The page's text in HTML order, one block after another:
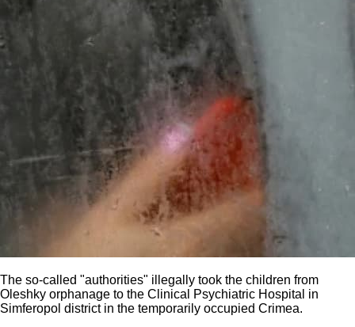
The so-called "authorities" illegally took the children from
Oleshky orphanage to the Clinical Psychiatric Hospital in
Simferopol district in the temporarily occupied Crimea.